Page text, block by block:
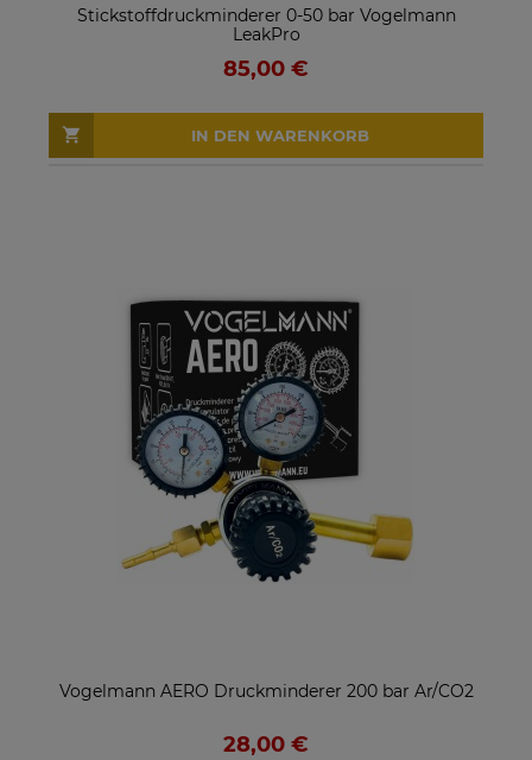
Stickstoffdruckminderer 0-50 bar Vogelmann
LeakPro
85,00 €
IN DEN WARENKORB
Vogelmann AERO Druckminderer 200 bar Ar/CO2
28,00 €